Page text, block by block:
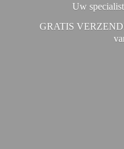
Uw
GRATIS